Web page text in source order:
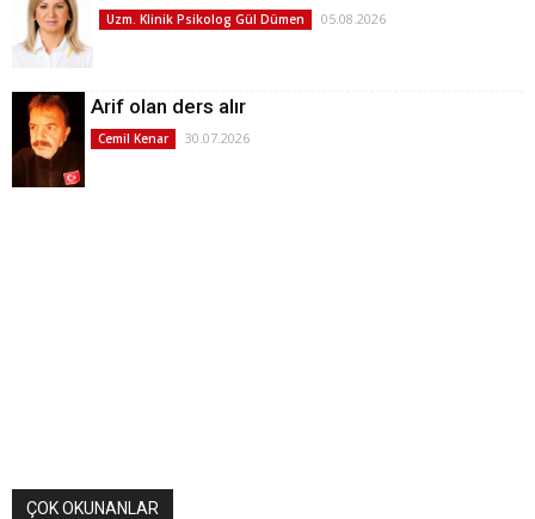
Uzm. Klinik Psikolog Gül Dümen 05.08.2026
Arif olan ders alır
Cemil Kenar 30.07.2026
ÇOK OKUNANLAR